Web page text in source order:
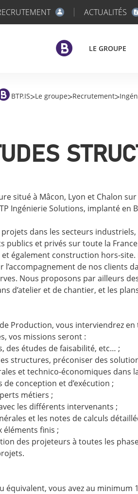
ACTUALITÉS
LE GROUPE
BTP.IS>Le groupe>Recrutement>
situé à Mâcon, Lyon et Chalon
Ingénierie Solutions, implanté en
dans les secteurs
publics et privés sur toute la
également construction hors-site.
de nos clients
Nous proposons par ailleurs
d’atelier et de chantier, et les
Production, vous interviendrez en
vos missions seront :
des études de faisabilité, etc… ;
structures, préconiser des
et technico-économiques dans
conception et d’exécution ;
métiers ;
les différents intervenants ;
et les notes de calculs
éléments finis ;
des projeteurs à toutes les
équivalent, vous avez au